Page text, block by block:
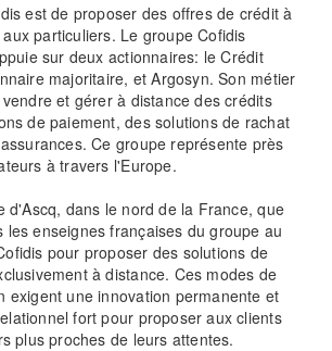
est de proposer des offres de crédit à
particuliers. Le groupe Cofidis
sur deux actionnaires: le Crédit
majoritaire, et Argosyn. Son métier
et gérer à distance des crédits
de paiement, des solutions de rachat
Ce groupe représente près
à travers l'Europe.
d'Ascq, dans le nord de la France, que
les enseignes françaises du groupe au
pour proposer des solutions de
à distance. Ces modes de
exigent une innovation permanente et
fort pour proposer aux clients
plus proches de leurs attentes.